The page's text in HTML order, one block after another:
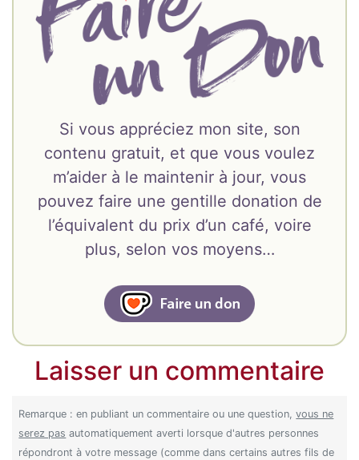
Si vous appréciez mon site, son
contenu gratuit, et que vous voulez
m’aider à le maintenir à jour, vous
pouvez faire une gentille donation de
l’équivalent du prix d’un café, voire
plus, selon vos moyens…
Laisser un commentaire
Remarque : en publiant un commentaire ou une question,vous ne
serez pas automatiquement averti lorsque d'autres personnes
répondront à votre message (comme dans certains autres fils de